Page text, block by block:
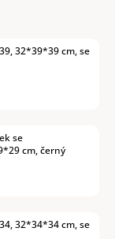
32*39*39 cm, se
se
cm, černý
32*34*34 cm, se